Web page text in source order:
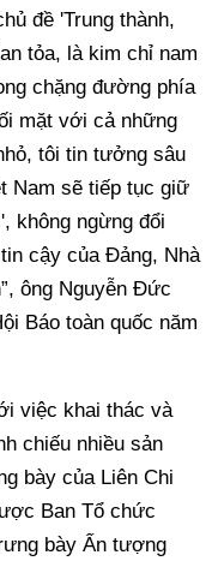
đề 'Trung thành,
tỏa, là kim chỉ nam
chặng đường phía
mặt với cả những
tôi tin tưởng sâu
Nam sẽ tiếp tục giữ
không ngừng đổi
cậy của Đảng, Nhà
ông Nguyễn Đức
Báo toàn quốc năm
việc khai thác và
chiếu nhiều sản
bày của Liên Chi
Ban Tổ chức
bày Ấn tượng